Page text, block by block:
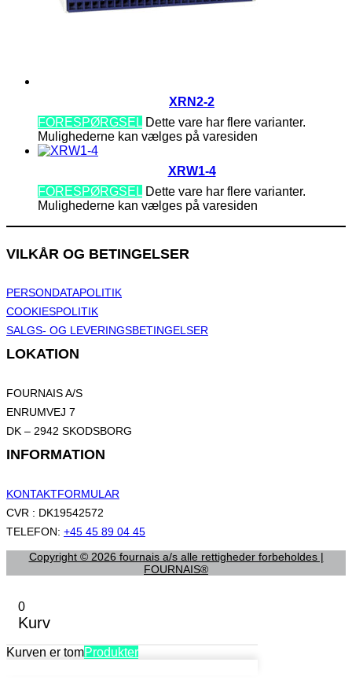
XRN2-2
FORESPØRGSEL Dette vare har flere varianter.
Mulighederne kan vælges på varesiden
XRW1-4
FORESPØRGSEL Dette vare har flere varianter.
Mulighederne kan vælges på varesiden
VILKÅR OG BETINGELSER
PERSONDATAPOLITIK
COOKIESPOLITIK
SALGS- OG LEVERINGSBETINGELSER
LOKATION
FOURNAIS A/S
ENRUMVEJ 7
DK – 2942 SKODSBORG
INFORMATION
KONTAKTFORMULAR
CVR : DK19542572
TELEFON: +45 45 89 04 45
Copyright © 2026 fournais a/s alle rettigheder forbeholdes |
FOURNAIS®
0
Kurv
Kurven er tomProdukter